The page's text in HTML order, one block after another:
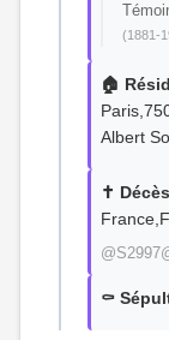
(1881-
🏠
Albert
✝️ Décès
⚰️